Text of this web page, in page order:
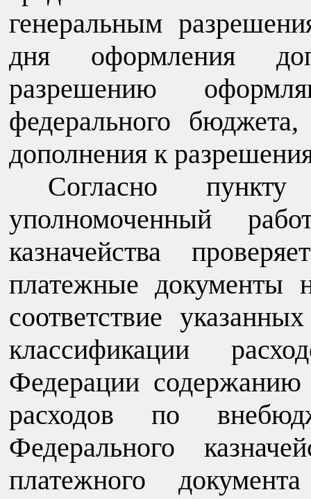
генеральным
дня оформления
разрешению
федерального
дополнения к
Согласно
уполномоченный
казначейства
платежные документы
соответствие
классификации
Федерации
расходов по
Федерального
платежного